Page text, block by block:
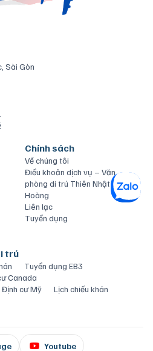
Sài Gòn
Chính sách
Về chúng tôi
Điều khoản dịch vụ – Văn
phòng di trú Thiên Nhật
Hoàng
Liên lạc
Tuyển dụng
trú
Tuyển dụng EB3
Canada
Định cư Mỹ
Lịch chiếu khán
Youtube